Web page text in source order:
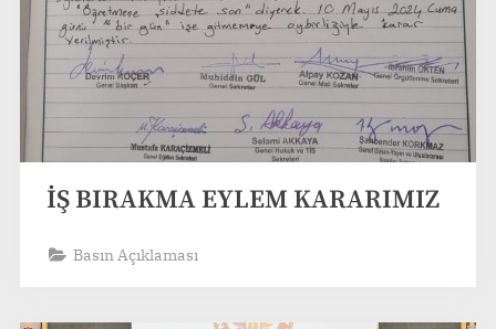
İŞ BIRAKMA EYLEM KARARIMIZ
Basın Açıklaması